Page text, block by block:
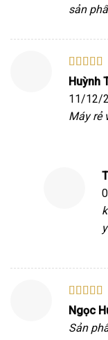
sản
Được
hạng55
Huỳnh
11/12/
Máy rẻ
Được
hạng4 5
sao
Ngọc
Sản